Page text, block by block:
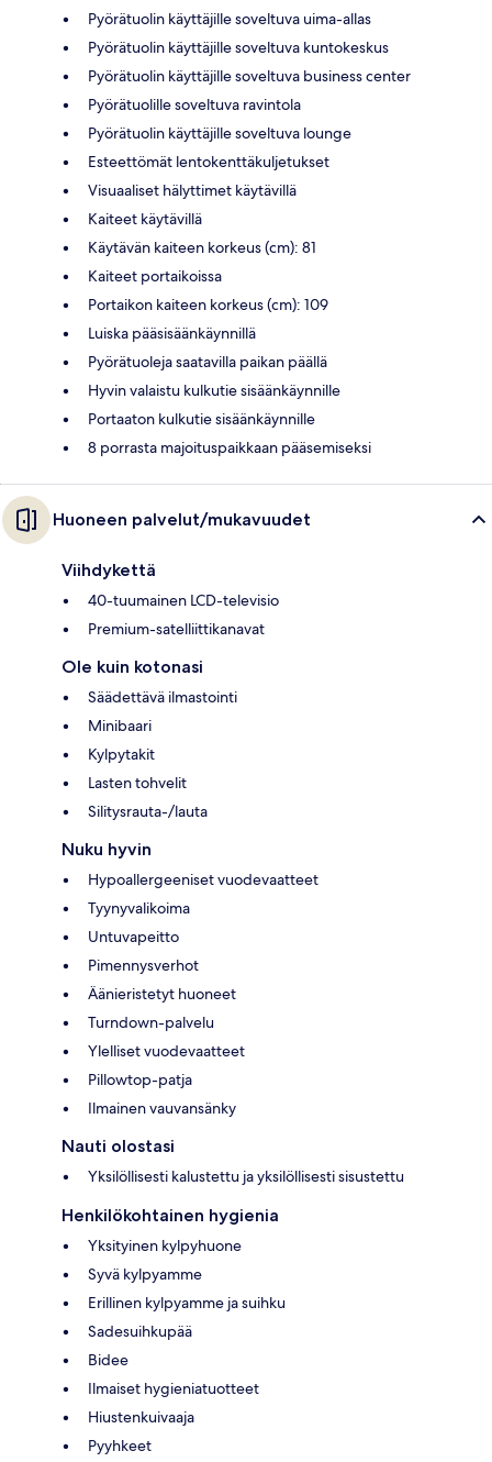
Pyörätuolin käyttäjille soveltuva uima-allas
Pyörätuolin käyttäjille soveltuva kuntokeskus
Pyörätuolin käyttäjille soveltuva business center
Pyörätuolille soveltuva ravintola
Pyörätuolin käyttäjille soveltuva lounge
Esteettömät lentokenttäkuljetukset
Visuaaliset hälyttimet käytävillä
Kaiteet käytävillä
Käytävän kaiteen korkeus (cm): 81
Kaiteet portaikoissa
Portaikon kaiteen korkeus (cm): 109
Luiska pääsisäänkäynnillä
Pyörätuoleja saatavilla paikan päällä
Hyvin valaistu kulkutie sisäänkäynnille
Portaaton kulkutie sisäänkäynnille
8 porrasta majoituspaikkaan pääsemiseksi
Huoneen palvelut/mukavuudet
Viihdykettä
40-tuumainen LCD-televisio
Premium-satelliittikanavat
Ole kuin kotonasi
Säädettävä ilmastointi
Minibaari
Kylpytakit
Lasten tohvelit
Silitysrauta-/lauta
Nuku hyvin
Hypoallergeeniset vuodevaatteet
Tyynyvalikoima
Untuvapeitto
Pimennysverhot
Äänieristetyt huoneet
Turndown-palvelu
Ylelliset vuodevaatteet
Pillowtop-patja
Ilmainen vauvansänky
Nauti olostasi
Yksilöllisesti kalustettu ja yksilöllisesti sisustettu
Henkilökohtainen hygienia
Yksityinen kylpyhuone
Syvä kylpyamme
Erillinen kylpyamme ja suihku
Sadesuihkupää
Bidee
Ilmaiset hygieniatuotteet
Hiustenkuivaaja
Pyyhkeet